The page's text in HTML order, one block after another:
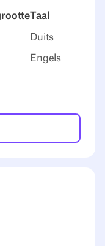
Taal
Duits
Engels